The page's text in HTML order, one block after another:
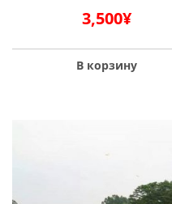
3,500¥
В корзину